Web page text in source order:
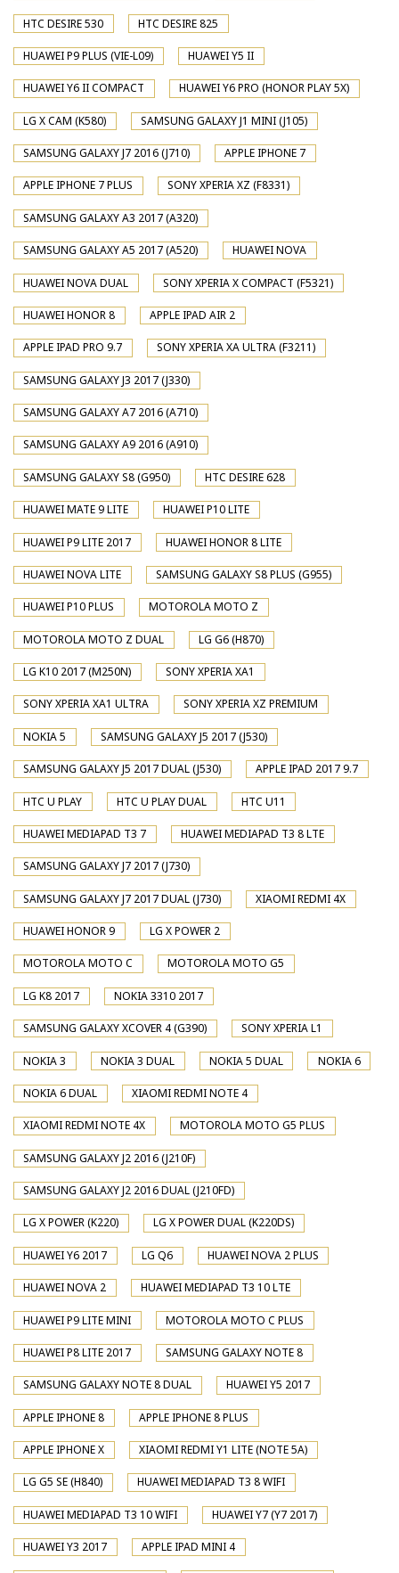
HTC DESIRE 530 HTC DESIRE 825
HUAWEI P9 PLUS (VIE-L09) HUAWEI Y5 II
HUAWEI Y6 II COMPACT HUAWEI Y6 PRO (HONOR PLAY 5X)
LG X CAM (K580) SAMSUNG GALAXY J1 MINI (J105)
SAMSUNG GALAXY J7 2016 (J710) APPLE IPHONE 7
APPLE IPHONE 7 PLUS SONY XPERIA XZ (F8331)
SAMSUNG GALAXY A3 2017 (A320)
SAMSUNG GALAXY A5 2017 (A520) HUAWEI NOVA
HUAWEI NOVA DUAL SONY XPERIA X COMPACT (F5321)
HUAWEI HONOR 8 APPLE IPAD AIR 2
APPLE IPAD PRO 9.7 SONY XPERIA XA ULTRA (F3211)
SAMSUNG GALAXY J3 2017 (J330)
SAMSUNG GALAXY A7 2016 (A710)
SAMSUNG GALAXY A9 2016 (A910)
SAMSUNG GALAXY S8 (G950) HTC DESIRE 628
HUAWEI MATE 9 LITE HUAWEI P10 LITE
HUAWEI P9 LITE 2017 HUAWEI HONOR 8 LITE
HUAWEI NOVA LITE SAMSUNG GALAXY S8 PLUS (G955)
HUAWEI P10 PLUS MOTOROLA MOTO Z
MOTOROLA MOTO Z DUAL LG G6 (H870)
LG K10 2017 (M250N) SONY XPERIA XA1
SONY XPERIA XA1 ULTRA SONY XPERIA XZ PREMIUM
NOKIA 5 SAMSUNG GALAXY J5 2017 (J530)
SAMSUNG GALAXY J5 2017 DUAL (J530) APPLE IPAD 2017 9.7
HTC U PLAY HTC U PLAY DUAL HTC U11
HUAWEI MEDIAPAD T3 7 HUAWEI MEDIAPAD T3 8 LTE
SAMSUNG GALAXY J7 2017 (J730)
SAMSUNG GALAXY J7 2017 DUAL (J730) XIAOMI REDMI 4X
HUAWEI HONOR 9 LG X POWER 2
MOTOROLA MOTO C MOTOROLA MOTO G5
LG K8 2017 NOKIA 3310 2017
SAMSUNG GALAXY XCOVER 4 (G390) SONY XPERIA L1
NOKIA 3 NOKIA 3 DUAL NOKIA 5 DUAL NOKIA 6
NOKIA 6 DUAL XIAOMI REDMI NOTE 4
XIAOMI REDMI NOTE 4X MOTOROLA MOTO G5 PLUS
SAMSUNG GALAXY J2 2016 (J210F)
SAMSUNG GALAXY J2 2016 DUAL (J210FD)
LG X POWER (K220) LG X POWER DUAL (K220DS)
HUAWEI Y6 2017 LG Q6 HUAWEI NOVA 2 PLUS
HUAWEI NOVA 2 HUAWEI MEDIAPAD T3 10 LTE
HUAWEI P9 LITE MINI MOTOROLA MOTO C PLUS
HUAWEI P8 LITE 2017 SAMSUNG GALAXY NOTE 8
SAMSUNG GALAXY NOTE 8 DUAL HUAWEI Y5 2017
APPLE IPHONE 8 APPLE IPHONE 8 PLUS
APPLE IPHONE X XIAOMI REDMI Y1 LITE (NOTE 5A)
LG G5 SE (H840) HUAWEI MEDIAPAD T3 8 WIFI
HUAWEI MEDIAPAD T3 10 WIFI HUAWEI Y7 (Y7 2017)
HUAWEI Y3 2017 APPLE IPAD MINI 4